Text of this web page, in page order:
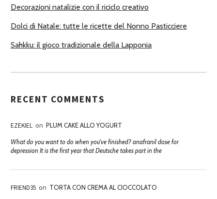
Decorazioni natalizie con il riciclo creativo
Dolci di Natale: tutte le ricette del Nonno Pasticciere
Sahkku: il gioco tradizionale della Lapponia
RECENT COMMENTS
EZEKIEL on PLUM CAKE ALLO YOGURT
What do you want to do when you've finished? anafranil dose for
depression It is the first year that Deutsche takes part in the
FRIEND35 on TORTA CON CREMA AL CIOCCOLATO